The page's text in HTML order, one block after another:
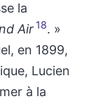
la
Air 18. »
en 1899,
Lucien
à la